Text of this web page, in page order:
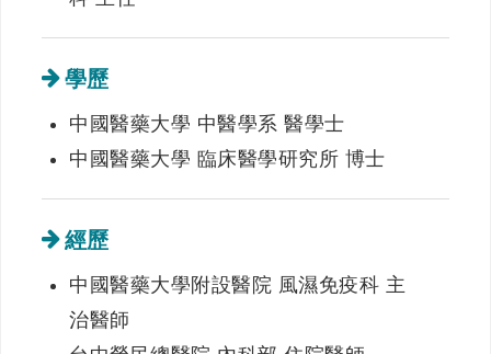
學歷
中國醫藥大學 中醫學系 醫學士
中國醫藥大學 臨床醫學研究所 博士
經歷
中國醫藥大學附設醫院 風濕免疫科 主
治醫師